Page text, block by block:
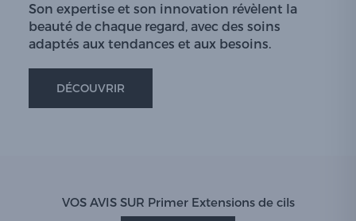
Son expertise et son innovation révèlent la
beauté de chaque regard, avec des soins
adaptés aux tendances et aux besoins.
DÉCOUVRIR
VOS AVIS SUR Primer Extensions de cils